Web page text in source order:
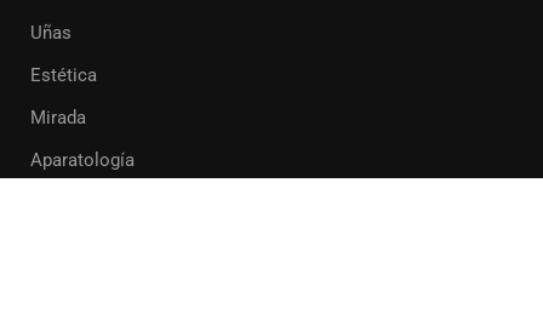
Uñas
Estética
Mirada
Aparatología